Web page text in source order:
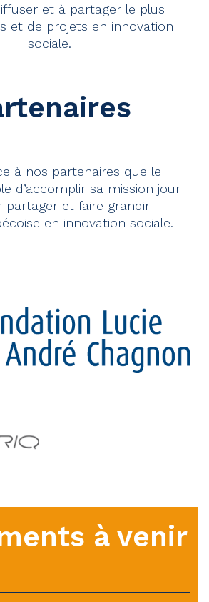
et à partager le plus
et de projets en innovation
sociale.
à nos partenaires que le
d’accomplir sa mission jour
partager et faire grandir
en innovation sociale.
à venir